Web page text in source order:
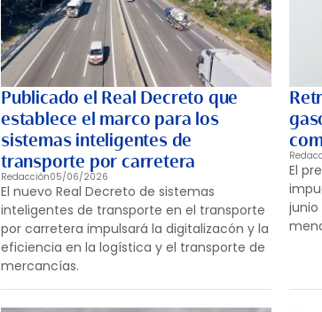
Publicado el Real Decreto que
establece el marco para los
sistemas inteligentes de
transporte por carretera
Redacción05/06/2026
El nuevo Real Decreto de sistemas
inteligentes de transporte en el transporte
por carretera impulsará la digitalizacón y la
eficiencia en la logística y el transporte de
mercancías.
El
junio